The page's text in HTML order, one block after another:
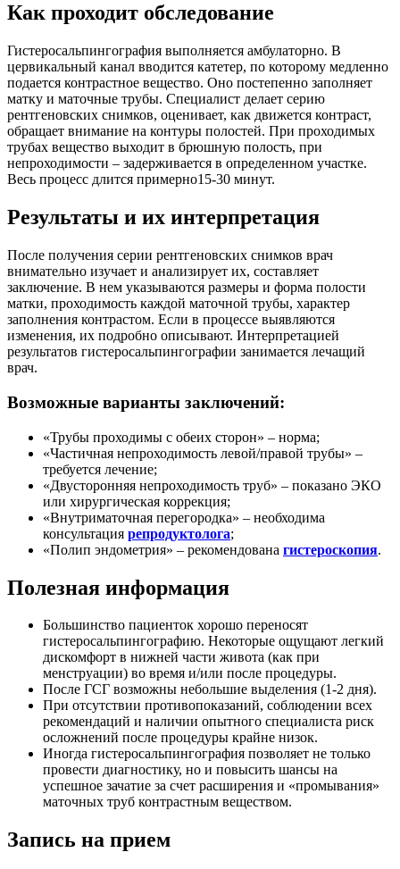
Как проходит обследование
Гистеросальпингография выполняется амбулаторно. В
цервикальный канал вводится катетер, по которому медленно
подается контрастное вещество. Оно постепенно заполняет
матку и маточные трубы. Специалист делает серию
рентгеновских снимков, оценивает, как движется контраст,
обращает внимание на контуры полостей. При проходимых
трубах вещество выходит в брюшную полость, при
непроходимости – задерживается в определенном участке.
Весь процесс длится примерно15-30 минут.
Результаты и их интерпретация
После получения серии рентгеновских снимков врач
внимательно изучает и анализирует их, составляет
заключение. В нем указываются размеры и форма полости
матки, проходимость каждой маточной трубы, характер
заполнения контрастом. Если в процессе выявляются
изменения, их подробно описывают. Интерпретацией
результатов гистеросальпингографии занимается лечащий
врач.
Возможные варианты заключений:
«Трубы проходимы с обеих сторон» – норма;
«Частичная непроходимость левой/правой трубы» –
требуется лечение;
«Двусторонняя непроходимость труб» – показано ЭКО
или хирургическая коррекция;
«Внутриматочная перегородка» – необходима
консультация репродуктолога;
«Полип эндометрия» – рекомендована гистероскопия.
Полезная информация
Большинство пациенток хорошо переносят
гистеросальпингографию. Некоторые ощущают легкий
дискомфорт в нижней части живота (как при
менструации) во время и/или после процедуры.
После ГСГ возможны небольшие выделения (1-2 дня).
При отсутствии противопоказаний, соблюдении всех
рекомендаций и наличии опытного специалиста риск
осложнений после процедуры крайне низок.
Иногда гистеросальпингография позволяет не только
провести диагностику, но и повысить шансы на
успешное зачатие за счет расширения и «промывания»
маточных труб контрастным веществом.
Запись на прием